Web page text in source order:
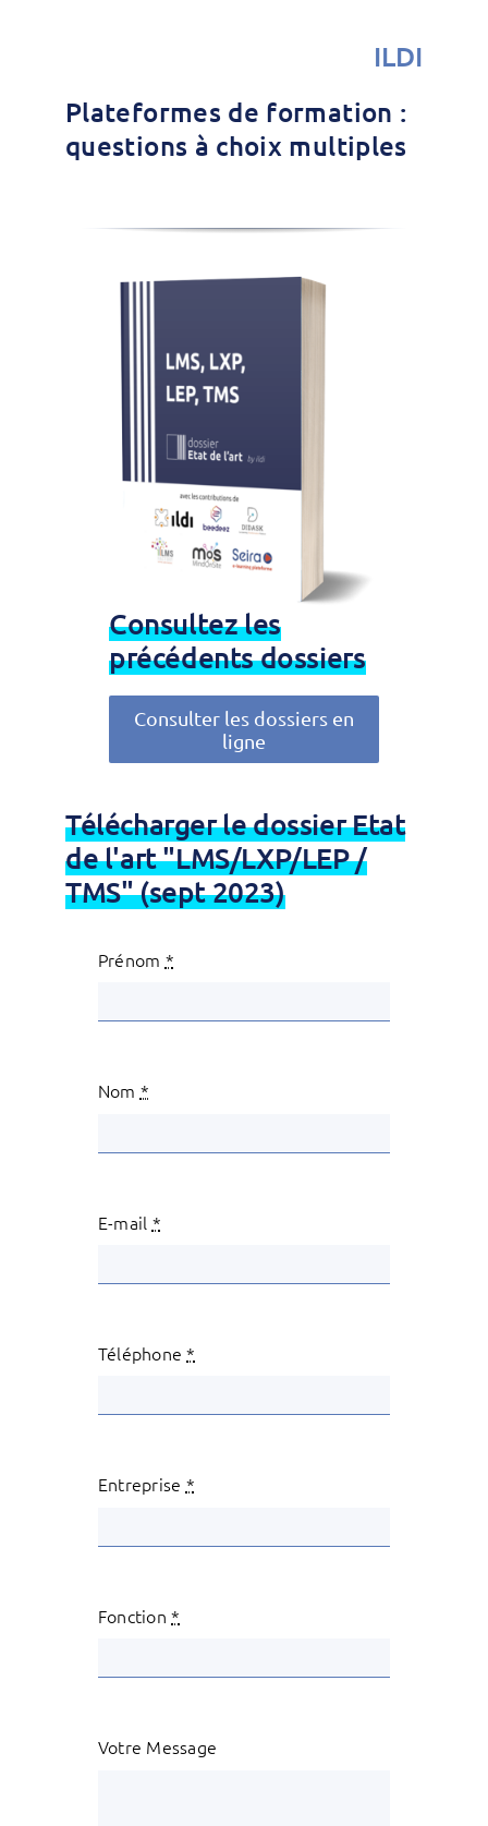
ILDI
Plateformes de formation :
questions à choix multiples
Consultez les
précédents dossiers
Consulter les dossiers en
ligne
Télécharger le dossier Etat
de l'art "LMS/LXP/LEP /
TMS" (sept 2023)
Prénom *
Nom *
E-mail *
Téléphone*
Entreprise *
Fonction*
Votre Message